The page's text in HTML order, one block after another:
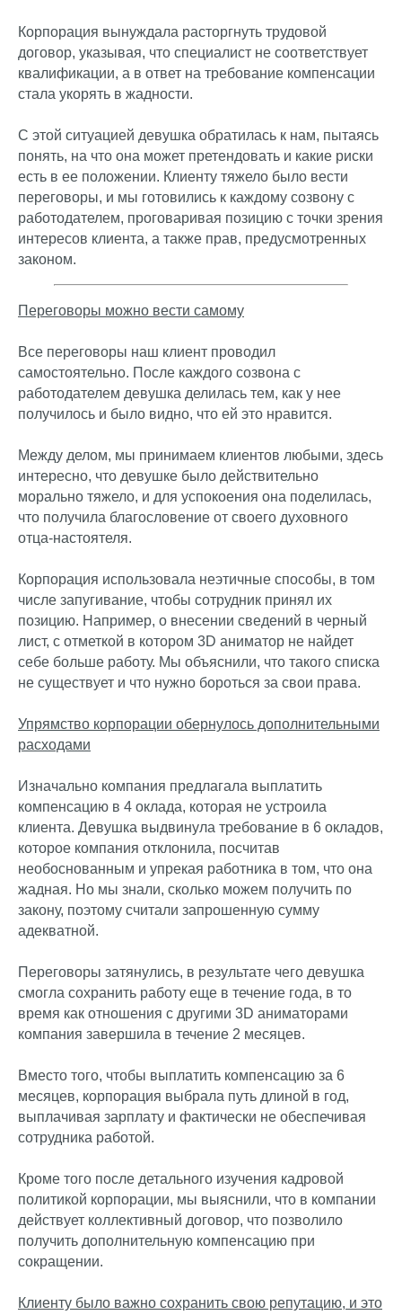
Корпорация вынуждала расторгнуть трудовой
договор, указывая, что специалист не соответствует
квалификации, а в ответ на требование компенсации
стала укорять в жадности.
С этой ситуацией девушка обратилась к нам, пытаясь
понять, на что она может претендовать и какие риски
есть в ее положении. Клиенту тяжело было вести
переговоры, и мы готовились к каждому созвону с
работодателем, проговаривая позицию с точки зрения
интересов клиента, а также прав, предусмотренных
законом.
Переговоры можно вести самому
Все переговоры наш клиент проводил
самостоятельно. После каждого созвона с
работодателем девушка делилась тем, как у нее
получилось и было видно, что ей это нравится.
Между делом, мы принимаем клиентов любыми, здесь
интересно, что девушке было действительно
морально тяжело, и для успокоения она поделилась,
что получила благословение от своего духовного
отца-настоятеля.
Корпорация использовала неэтичные способы, в том
числе запугивание, чтобы сотрудник принял их
позицию. Например, о внесении сведений в черный
лист, с отметкой в котором 3D аниматор не найдет
себе больше работу. Мы объяснили, что такого списка
не существует и что нужно бороться за свои права.
Упрямство корпорации обернулось дополнительными
расходами
Изначально компания предлагала выплатить
компенсацию в 4 оклада, которая не устроила
клиента. Девушка выдвинула требование в 6 окладов,
которое компания отклонила, посчитав
необоснованным и упрекая работника в том, что она
жадная. Но мы знали, сколько можем получить по
закону, поэтому считали запрошенную сумму
адекватной.
Переговоры затянулись, в результате чего девушка
смогла сохранить работу еще в течение года, в то
время как отношения с другими 3D аниматорами
компания завершила в течение 2 месяцев.
Вместо того, чтобы выплатить компенсацию за 6
месяцев, корпорация выбрала путь длиной в год,
выплачивая зарплату и фактически не обеспечивая
сотрудника работой.
Кроме того после детального изучения кадровой
политикой корпорации, мы выяснили, что в компании
действует коллективный договор, что позволило
получить дополнительную компенсацию при
сокращении.
Клиенту было важно сохранить свою репутацию, и это
© 2023 ИП Качкаев Руслан
Александрович. Все права защищены
Политика обработки персональных
данных